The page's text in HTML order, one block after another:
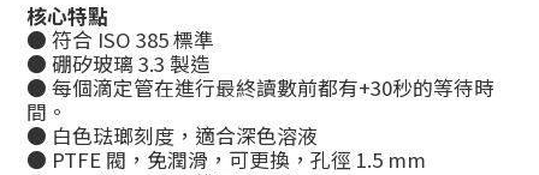
核心特點
● 符合 ISO 385 標準
● 硼矽玻璃 3.3 製造
● 每個滴定管在進行最終讀數前都有+30秒的等待時
間。
● 白色琺瑯刻度，適合深色溶液
● PTFE 閥，免潤滑，可更換，孔徑 1.5 mm